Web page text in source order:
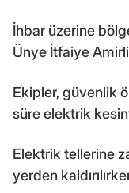
İhbar üzerine
Ünye İtfaiye
Ekipler, güvenlik
süre elektrik
Elektrik tellerine
yerden